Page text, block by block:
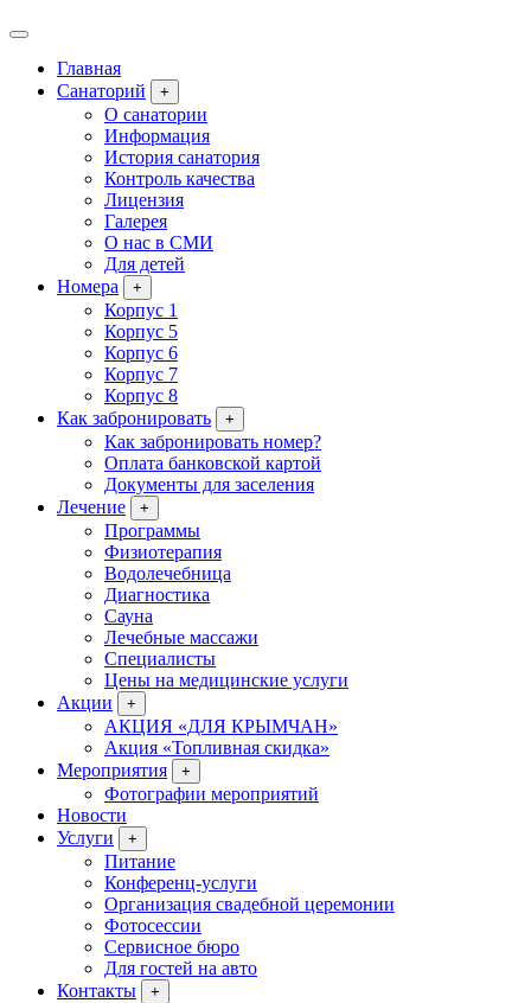
Главная
Санаторий
+
О санатории
Информация
История санатория
Контроль качества
Лицензия
Галерея
О нас в СМИ
Для детей
Номера
+
Корпус 1
Корпус 5
Корпус 6
Корпус 7
Корпус 8
Как забронировать
+
Как забронировать номер?
Оплата банковской картой
Документы для заселения
Лечение
+
Программы
Физиотерапия
Водолечебница
Диагностика
Сауна
Лечебные массажи
Специалисты
Цены на медицинские услуги
Акции
+
АКЦИЯ «ДЛЯ КРЫМЧАН»
Акция «Топливная скидка»
Мероприятия
+
Фотографии мероприятий
Новости
Услуги
+
Питание
Конференц-услуги
Организация свадебной церемонии
Фотосессии
Сервисное бюро
Для гостей на авто
Контакты
+